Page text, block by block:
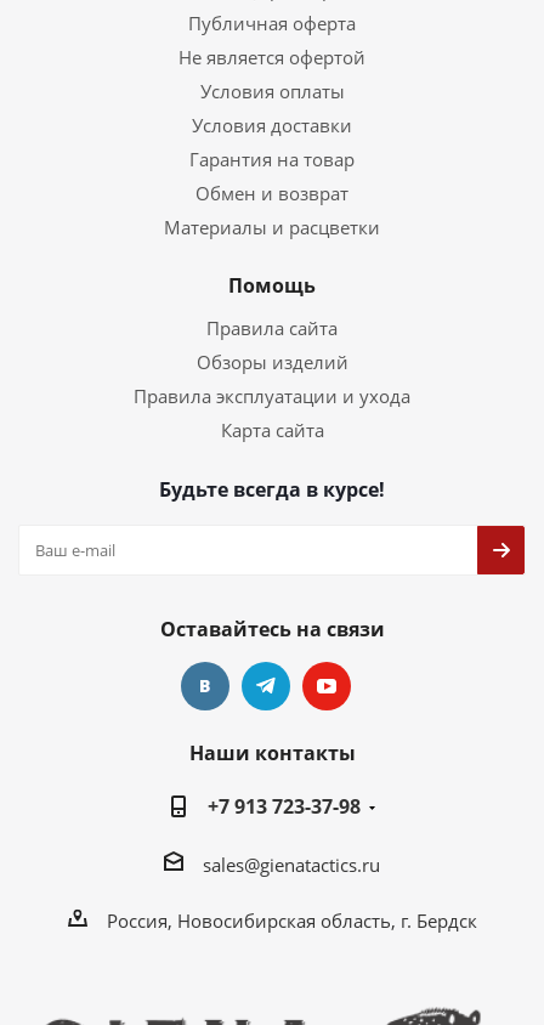
Публичная оферта
Не является офертой
Условия оплаты
Условия доставки
Гарантия на товар
Обмен и возврат
Материалы и расцветки
Помощь
Правила сайта
Обзоры изделий
Правила эксплуатации и ухода
Карта сайта
Будьте всегда в курсе!
Оставайтесь на связи
Наши контакты
+7 913 723-37-98
sales@gienatactics.ru
Россия, Новосибирская область, г. Бердск